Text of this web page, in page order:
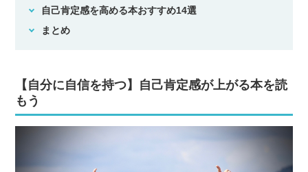
自己肯定感を高める本おすすめ14選
まとめ
【自分に自信を持つ】自己肯定感が上がる本を読
もう